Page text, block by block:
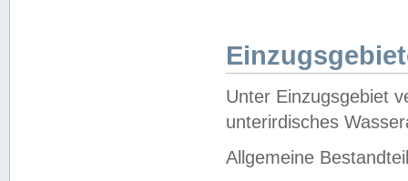
Unter Einzugsgebiet
unterirdisches
Allgemeine